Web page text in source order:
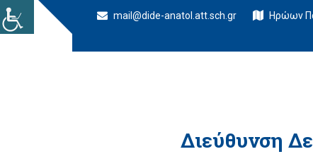
mail@dide-anatol.att.sch.gr Ηρώων
Διεύθυνση